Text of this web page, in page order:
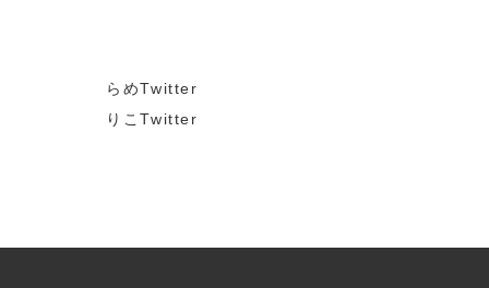
らめTwitter
りこTwitter